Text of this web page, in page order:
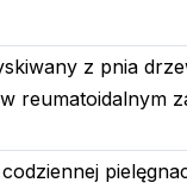
z pnia
reumatoidalnym